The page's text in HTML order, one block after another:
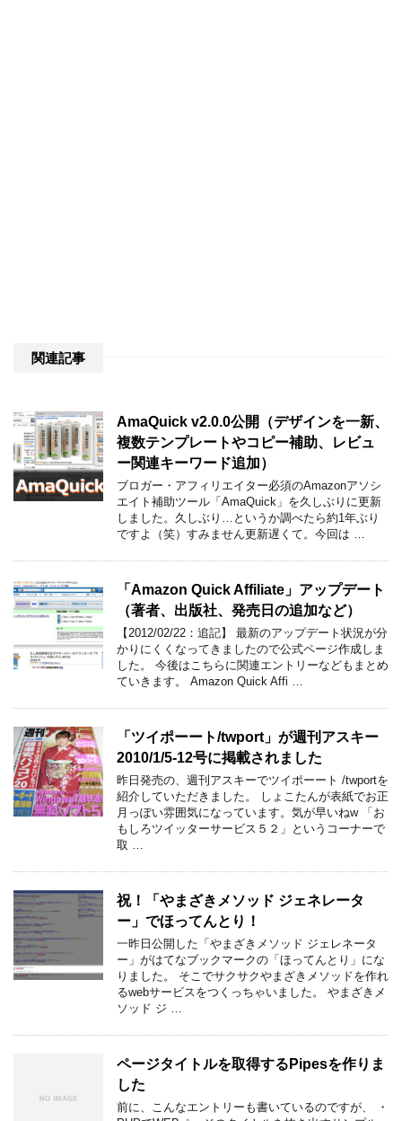
関連記事
AmaQuick v2.0.0公開（デザインを一新、
複数テンプレートやコピー補助、レビュ
ー関連キーワード追加）
ブロガー・アフィリエイター必須のAmazonアソシ
エイト補助ツール「AmaQuick」を久しぶりに更新
しました。久しぶり…というか調べたら約1年ぶり
ですよ（笑）すみません更新遅くて。今回は …
「Amazon Quick Affiliate」アップデート
（著者、出版社、発売日の追加など）
【2012/02/22：追記】 最新のアップデート状況が分
かりにくくなってきましたので公式ページ作成しま
した。 今後はこちらに関連エントリーなどもまとめ
ていきます。 Amazon Quick Affi …
「ツイポーート/twport」が週刊アスキー
2010/1/5-12号に掲載されました
昨日発売の、週刊アスキーでツイポーート /twportを
紹介していただきました。 しょこたんが表紙でお正
月っぽい雰囲気になっています。気が早いねw 「お
もしろツイッターサービス５２」というコーナーで
取 …
祝！「やまざきメソッド ジェネレータ
ー」でほってんとり！
一昨日公開した「やまざきメソッド ジェレネータ
ー」がはてなブックマークの「ほってんとり」にな
りました。 そこでサクサクやまざきメソッドを作れ
るwebサービスをつくっちゃいました。 やまざきメ
ソッド ジ …
ページタイトルを取得するPipesを作りま
した
前に、こんなエントリーも書いているのですが、 ・